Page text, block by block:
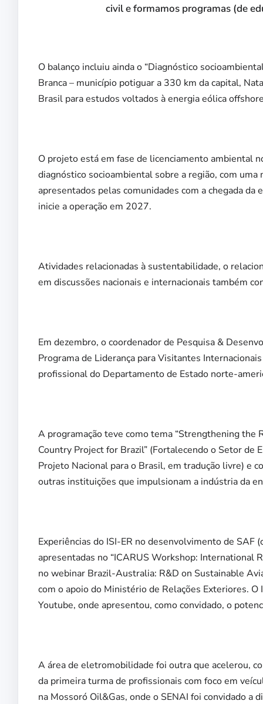
civil e formamos programas (de
O balanço incluiu ainda o “Diagnóstico
Branca – município potiguar a 330 km da capital,
Brasil para estudos voltados à energia eólica
O projeto está em fase de licenciamento ambiental
diagnóstico socioambiental sobre a região, com
apresentados pelas comunidades com a chegada
inicie a operação em 2027.
Atividades relacionadas à sustentabilidade, o
em discussões nacionais e internacionais também
Em dezembro, o coordenador de Pesquisa &
Programa de Liderança para Visitantes
profissional do Departamento de Estado norte-
A programação teve como tema “Strengthening
Country Project for Brazil” (Fortalecendo o Setor de
Projeto Nacional para o Brasil, em tradução livre) e
outras instituições que impulsionam a indústria da
Experiências do ISI-ER no desenvolvimento de SAF
apresentadas no “ICARUS Workshop: International
no webinar Brazil-Australia: R&D on Sustainable
com o apoio do Ministério de Relações Exteriores.
Youtube, onde apresentou, como convidado, o
A área de eletromobilidade foi outra que acelerou,
da primeira turma de profissionais com foco em
na Mossoró Oil&Gas, onde o SENAI foi convidado a